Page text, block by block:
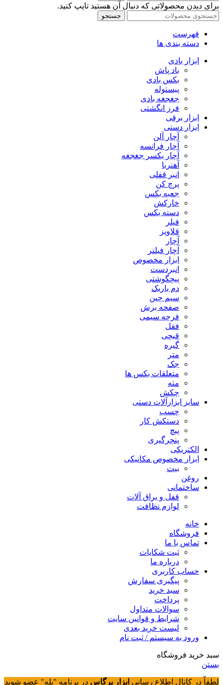
برای دیدن محصولاتی که دنبال آن هستید تایپ کنید.
جستجو
فهرست
دسته بندی ها
ابزار بادی
باد پاش
بکس بادی
پیستوله
جغجغه بادی
فرز انگشتی
ابزار برقی
ابزار دستی
آچار آلن
آچار فرانسه
آچار یکسر جغجغه
آهنربا
انبر قفلی
پرچ کن
جعبه بکس
خارکش
دسته بکس
فیلر
قلاویز
آچار
آچار فیلتر
ابزار مخصوص
انبردست
پیچگوشتی
دم باریک
سیم چین
صفحه برش
فرچه سیمی
ففل
قیچی
گیره
متر
جک
متعلقات بکس ها
مته
چکش
سایز ابزارآلات دستی
چسب
دستکش کار
پیچ
پنچرگیری
الکتریکی
ابزار مخصوص مکانیکی
بیت
روغن
ساختمانی
قفل و یراق آلات
لوازم نظافت
خانه
فروشگاه
تماس با ما
ثبت شکایات
درباره ما
حساب کاربری
پیگیری سفارش
سبد خرید
پرداخت
سوالات متداول
شرایط و قوانین سایت
لیست خرید بعدی
ورود به سیستم / ثبت نام
سبد خرید فروشگاه
بستن
لطفاً در کانال اطلاع رسانی ابزار پرگاس در برنامه "بله" عضو شوید